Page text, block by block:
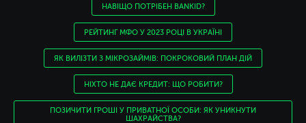
НАВІЩО ПОТРІБЕН BANKID?
РЕЙТИНГ МФО У 2023 РОЦІ В УКРАЇНІ
ЯК ВИЛІЗТИ З МІКРОЗАЙМІВ: ПОКРОКОВИЙ ПЛАН ДІЙ
НІХТО НЕ ДАЄ КРЕДИТ: ЩО РОБИТИ?
ПОЗИЧИТИ ГРОШІ У ПРИВАТНОЇ ОСОБИ: ЯК УНИКНУТИ
ШАХРАЙСТВА?